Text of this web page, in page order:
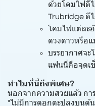
ด้วยโคมไฟดี
Trubridge ดี
โคมไฟแต่ละ
ดวงดาวหรือ
บรรยากาศจ
แฟนนี่คือจุดเ
ทำไมที่นี่ถึงพิเศษ?
นอกจากความสวยแล้ว ก
"ไม่มีการตอกตะปูลงบนต้น